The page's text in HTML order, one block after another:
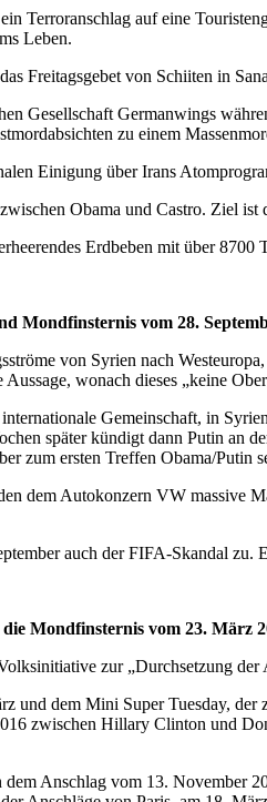
Terroranschlag auf eine
Leben.
Freitagsgebet von Schiiten in
Gesellschaft Germanwings
zu einem
Einigung über Irans
Obama und Castro. Ziel
Erdbeben mit über 8700
Mondfinsternis vom 28.
von Syrien nach
wonach dieses „keine
Gemeinschaft, in
später kündigt dann Putin an
zum ersten Treffen Obama/Putin
dem Autokonzern VW massive
auch der FIFA-Skandal zu.
Mondfinsternis vom 23. März
zur „Durchsetzung
und dem Mini Super Tuesday,
zwischen Hillary Clinton und
Anschlag vom 13. November